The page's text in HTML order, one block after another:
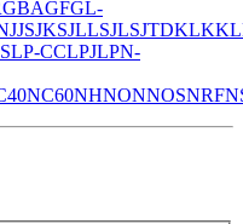
GBAGFGL-
JJSJKSJLLSJLSJTDKLK
LP-CCLPJLPN-
NC60NHNONNOSNRF